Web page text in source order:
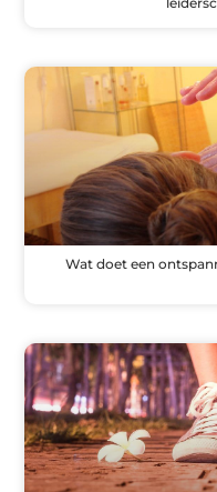
Wat doet een